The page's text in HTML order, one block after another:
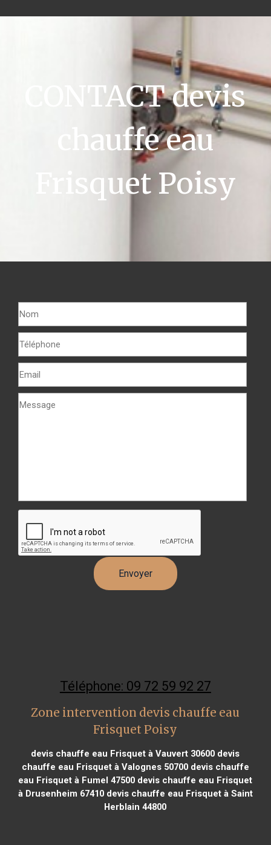
CONTACT devis
chauffe eau
Frisquet Poisy
Téléphone: 09 72 59 92 27
Zone intervention devis chauffe eau
Frisquet Poisy
devis chauffe eau Frisquet à Vauvert 30600 devis
chauffe eau Frisquet à Valognes 50700devis chauffe
eau Frisquet à Fumel 47500 devis chauffe eau Frisquet
à Drusenheim 67410devis chauffe eau Frisquet à Saint
Herblain 44800